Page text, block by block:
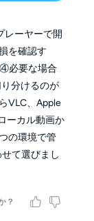
ーヤーで開
を確認す
必要な場合
分けるのが
VLC、Apple
ーカル動画か
の環境で管
て選びまし
？